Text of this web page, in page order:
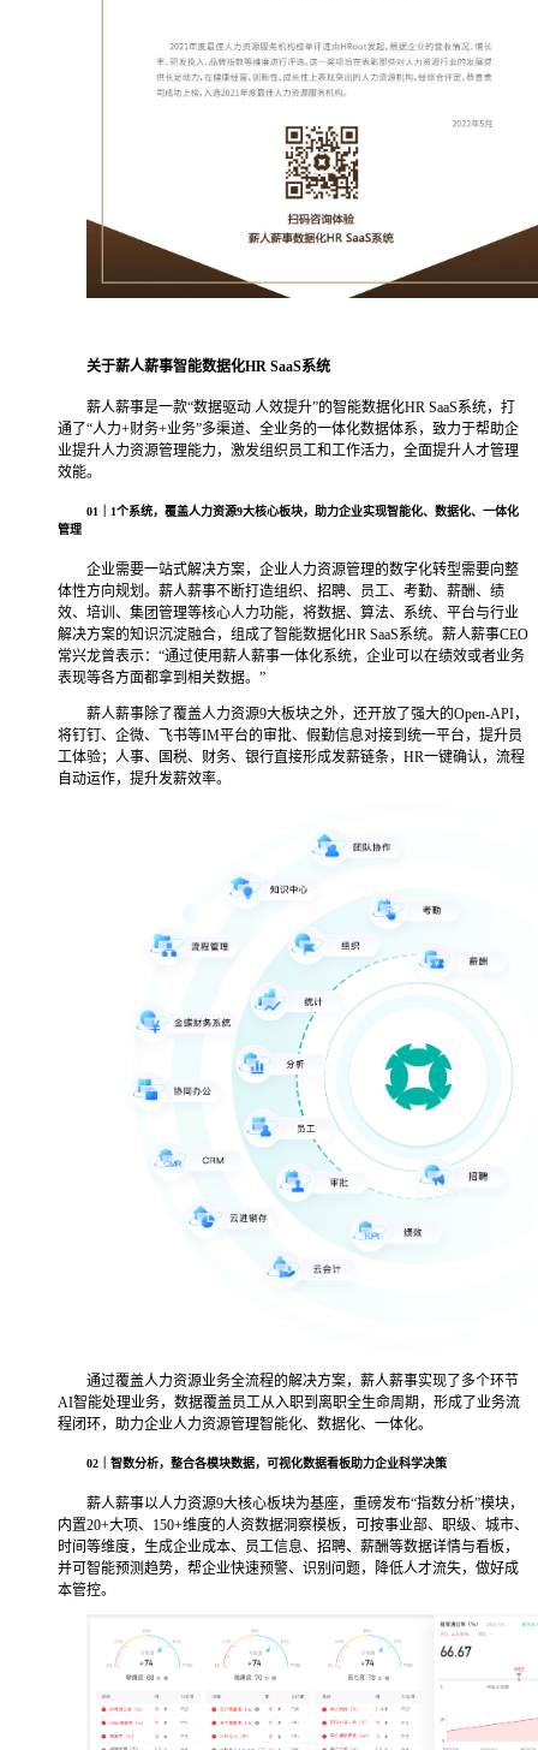
关于薪人薪事智能数据化HR SaaS系统
薪人薪事是一款“数据驱动 人效提升”的智能数据化HR SaaS系统，打
通了“人力+财务+业务”多渠道、全业务的一体化数据体系，致力于帮助企
业提升人力资源管理能力，激发组织员工和工作活力，全面提升人才管理
效能。
01｜ 1个系统，覆盖人力资源9大核心板块， 助力企业实现智能化、数据化、一体化
管理
企业需要一站式解决方案，企业人力资源管理的数字化转型需要向整
体性方向规划。薪人薪事不断打造组织、招聘、员工、考勤、薪酬、绩
效、培训、集团管理等核心人力功能，将数据、算法、系统、平台与行业
解决方案的知识沉淀融合，组成了智能数据化HR SaaS系统。 薪人薪事CEO
常兴龙曾表示：“通过使用薪人薪事一体化系统，企业可以在绩效或者业务
表现等各方面都拿到相关数据。”
薪人薪事除了覆盖人力资源9大板块之外，还开放了强大的Open-API，
将钉钉、企微、飞书等IM平台的审批、假勤信息对接到统一平台，提升员
工体验；人事、国税、财务、银行直接形成发薪链条，HR一键确认，流程
自动运作，提升发薪效率。
通过覆盖人力资源业务全流程的解决方案，薪人薪事实现了多个环节
AI智能处理业务，数据覆盖员工从入职到离职全生命周期，形成了业务流
程闭环，助力企业人力资源管理智能化、数据化、一体化。
02｜ 智数分析，整合各模块数据， 可视化数据看板助力企业科学决策
薪人薪事以人力资源9大核心板块为基座，重磅发布“指数分析”模块，
内置20+大项、150+维度的人资数据洞察模板，可按事业部、职级、城市、
时间等维度，生成企业成本、员工信息、招聘、薪酬等数据详情与看板，
并可智能预测趋势，帮企业快速预警、识别问题，降低人才流失，做好成
本管控。